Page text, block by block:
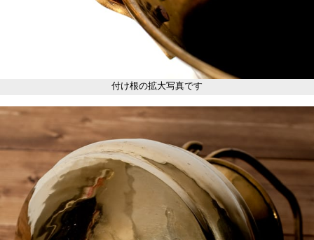
付け根の拡大写真です